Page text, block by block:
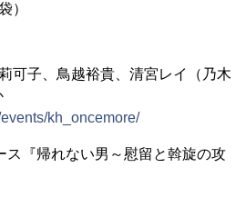
）
可子、鳥越裕貴、清宮レイ（乃木
kh_oncemore/
ス『帰れない男～慰留と斡旋の攻